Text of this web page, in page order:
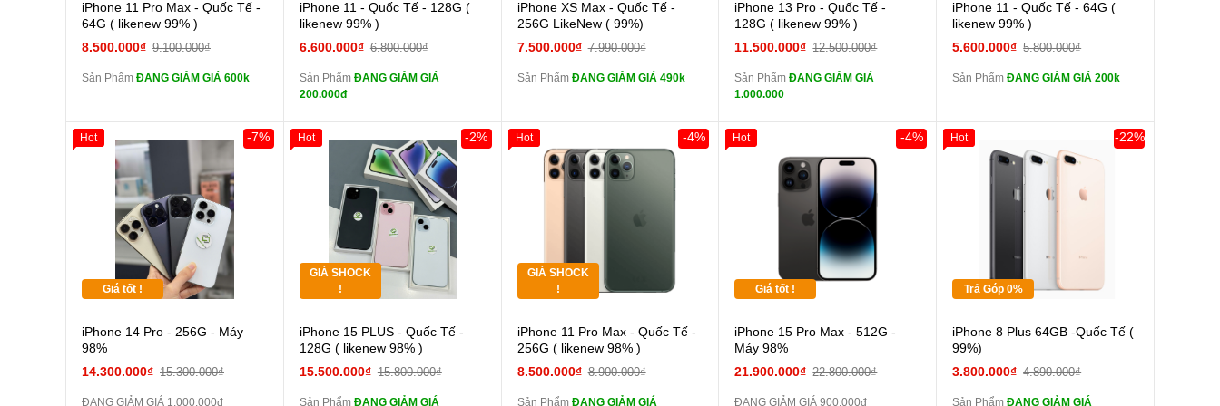
màn
tai nghe iPhone 6S
Pin dự phòng và
các Phụ Kiện Khác
iPhone 11 Pro Max - Quốc Tế -
64G ( likenew 99% )
8.500.000₫ 9.100.000₫
Sản Phẩm ĐANG GIẢM GIÁ 600k
màn
tai nghe iPhone 6S
Pin dự phòng và
các Phụ Kiện Khác
iPhone 11 - Quốc Tế - 128G (
likenew 99% )
6.600.000₫ 6.800.000₫
Sản Phẩm ĐANG GIẢM GIÁ
200.000đ
màn
tai nghe iPhone 6S
Pin dự phòng và
các Phụ Kiện Khác
iPhone XS Max - Quốc Tế -
256G LikeNew ( 99%)
7.500.000₫ 7.990.000₫
Sản Phẩm ĐANG GIẢM GIÁ 490k
màn
tai nghe iPhone 6S
Pin dự phòng và
các Phụ Kiện Khác
iPhone 13 Pro - Quốc Tế -
128G ( likenew 99% )
11.500.000₫ 12.500.000₫
Sản PhẩmĐANG GIẢM GIÁ
1.000.000
màn
tai nghe iPhone 6S
các Phụ Kiện Khác
iPhone 11 - Quốc Tế - 64G (
likenew 99% )
5.600.000₫ 5.800.000₫
Sản PhẩmĐANG GIẢM GIÁ 200k
Giá tốt !
iPhone 14 Pro - 256G - Máy
98%
14.300.000₫ 15.300.000₫
-7%
ĐANG GIẢM GIÁ 1.000.000đ
Hot
GIÁ SHOCK
!
Giảm 100.000đ
Khách Hàng
Tặng
Cường lực 10D full
màn
tai nghe iPhone 6S
iPhone 15 PLUS - Quốc Tế -
128G ( likenew 98% )
15.500.000₫ 15.800.000₫
-2%
Sản Phẩm ĐANG GIẢM GIÁ
Hot
GIÁ SHOCK
!
Giảm 100.000đ
Khách Hàng
Thân Thiết
Cường lực 10D full
màn
tai nghe iPhone 6S
iPhone 11 Pro Max - Quốc Tế -
256G ( likenew 98% )
8.500.000₫ 8.900.000₫
-4%
Sản Phẩm ĐANG GIẢM GIÁ
Hot
Giá tốt !
iPhone 15 Pro Max - 512G -
Máy 98%
21.900.000₫ 22.800.000₫
-4%
ĐANG GIẢM GIÁ 900.000đ
Hot
Trả Góp 0%
Giảm 100.000đ
Khách Hàng
Tặng
Cường lực 10D full
màn
tai nghe iPhone 6S
iPhone 8 Plus 64GB -Quốc Tế (
99%)
3.800.000₫ 4.890.000₫
-22%
Sản PhẩmĐANG GIẢM GIÁ
Hot